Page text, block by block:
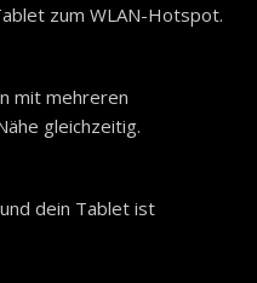
zum WLAN-Hotspot.
mit mehreren
gleichzeitig.
dein Tablet ist